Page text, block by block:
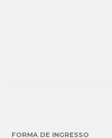
FORMA DE INGRESSO